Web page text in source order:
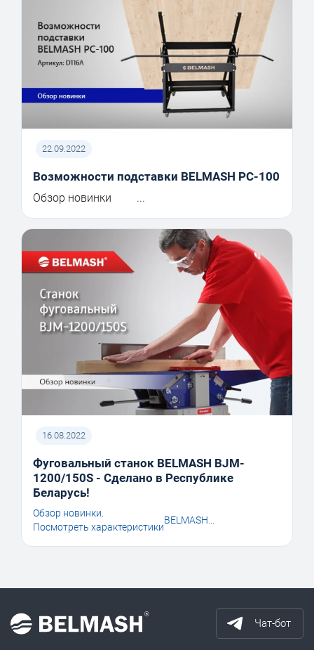
22.09.2022
Возможности подставки BELMASH PC-100
Обзор новинки ...
16.08.2022
Фуговальный станок BELMASH BJM-
1200/150S - Сделано в Республике
Беларусь!
Обзор новинки.
Посмотреть характеристики
BELMASH...
Чат-бот